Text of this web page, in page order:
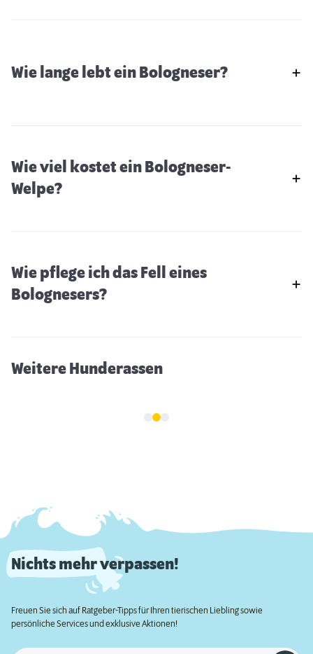
Wie lange lebt ein Bologneser?
Wie viel kostet ein Bologneser-
Welpe?
Wie pflege ich das Fell eines
Bolognesers?
Weitere Hunderassen
Mittelschnauzer
Nichts mehr verpassen!
Freuen Sie sich auf Ratgeber-Tipps für Ihren tierischen Liebling sowie
persönliche Services und exklusive Aktionen!